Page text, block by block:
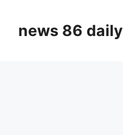
contentnews 86 daily